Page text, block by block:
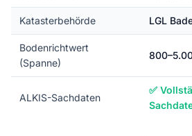
Katasterbehörde LGL
Bodenrichtwert
(Spanne)
ALKIS-Sachdaten
✅